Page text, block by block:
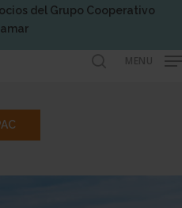
del Grupo Cooperativo
MENU